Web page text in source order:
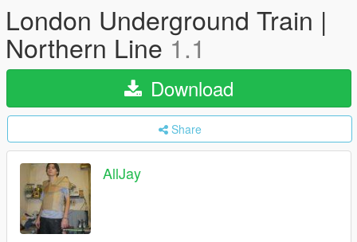
London Underground Train |
Northern Line 1.1
Download
Share
AllJay